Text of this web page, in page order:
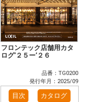
フロンテック店舗用カタ
ログ’２５ー’２６
品番：TG0200
発行年月：2025/09
目次 カタログ